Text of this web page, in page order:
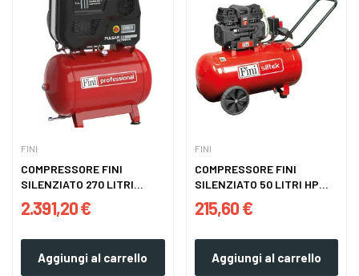
FINI
COMPRESSORE FINI
SILENZIATO 270 LITRI
PULSAR...
2.391,20 €
Aggiungi al carrello
FINI
COMPRESSORE FINI
SILENZIATO 50 LITRI HP
1,5...
215,60 €
Aggiungi al carrello